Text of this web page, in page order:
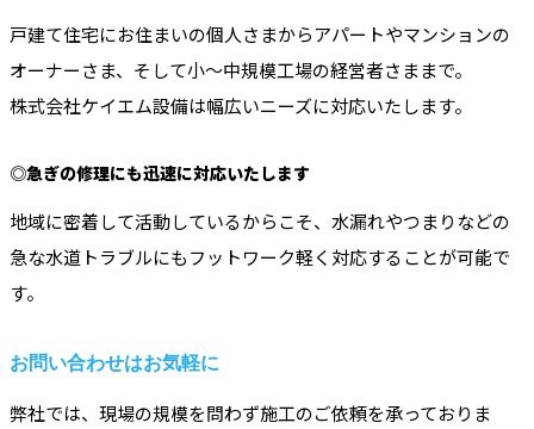
戸建て住宅にお住まいの個人さまからアパートやマンションの
オーナーさま、そして小～中規模工場の経営者さままで。
株式会社ケイエム設備は幅広いニーズに対応いたします。
◎急ぎの修理にも迅速に対応いたします
地域に密着して活動しているからこそ、水漏れやつまりなどの
急な水道トラブルにもフットワーク軽く対応することが可能で
す。
お問い合わせはお気軽に
弊社では、現場の規模を問わず施工のご依頼を承っておりま